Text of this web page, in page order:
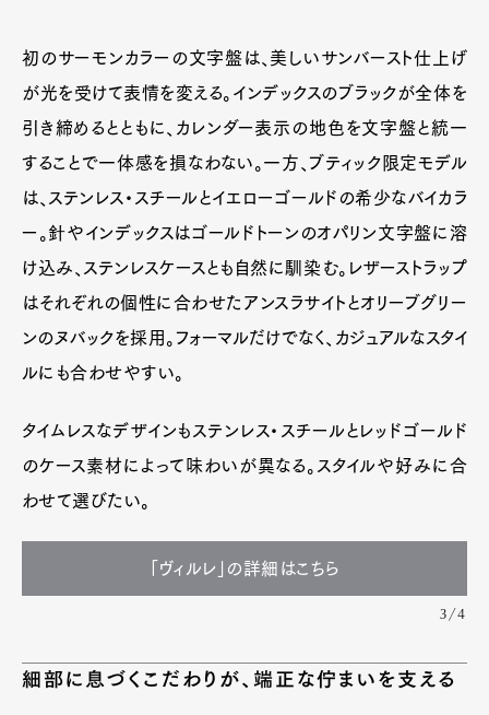
初のサーモンカラーの文字盤は、美しいサンバースト仕上げ
が光を受けて表情を変える。インデックスのブラックが全体を
引き締めるとともに、カレンダー表示の地色を文字盤と統一
することで一体感を損なわない。一方、ブティック限定モデル
は、ステンレス・スチールとイエローゴールドの希少なバイカラ
ー。針やインデックスはゴールドトーンのオパリン文字盤に溶
け込み、ステンレスケースとも自然に馴染む。レザーストラップ
はそれぞれの個性に合わせたアンスラサイトとオリーブグリー
ンのヌバックを採用。フォーマルだけでなく、カジュアルなスタイ
ルにも合わせやすい。
タイムレスなデザインもステンレス・スチールとレッドゴールド
のケース素材によって味わいが異なる。スタイルや好みに合
わせて選びたい。
「ヴィルレ」の詳細はこちら
3/4
細部に息づくこだわりが、端正な佇まいを支える